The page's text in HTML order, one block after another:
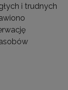
i trudnych